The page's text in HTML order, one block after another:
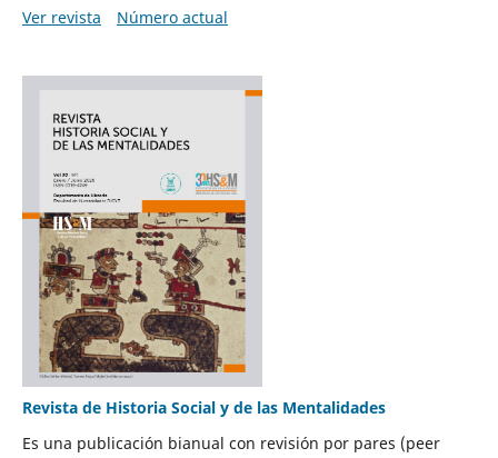
Ver revista
Número actual
Revista de Historia Social y de las Mentalidades
Es una publicación bianual con revisión por pares (peer